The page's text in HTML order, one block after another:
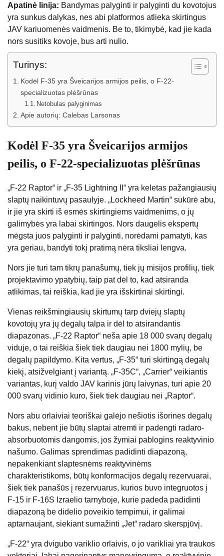
Apatinė linija: Bandymas palyginti ir palyginti du kovotojus
yra sunkus dalykas, nes abi platformos atlieka skirtingus
JAV kariuomenės vaidmenis. Be to, tikimybė, kad jie kada
nors susitiks kovoje, bus arti nulio.
Turinys:
Kodėl F-35 yra Šveicarijos armijos peilis, o F-22-
specializuotas plėšrūnas
Netobulas palyginimas
Apie autorių: Calebas Larsonas
Kodėl F-35 yra Šveicarijos armijos
peilis, o F-22-specializuotas plėšrūnas
„F-22 Raptor“ ir „F-35 Lightning II“ yra keletas pažangiausių
slaptų naikintuvų pasaulyje. „Lockheed Martin“ sukūrė abu,
ir jie yra skirti iš esmės skirtingiems vaidmenims, o jų
galimybės yra labai skirtingos. Nors daugelis ekspertų
mėgsta juos palyginti ir palyginti, norėdami pamatyti, kas
yra geriau, bandyti tokį pratimą nėra tiksliai lengva.
Nors jie turi tam tikrų panašumų, tiek jų misijos profilių, tiek
projektavimo ypatybių, taip pat dėl ​​to, kad atsiranda
atlikimas, tai reiškia, kad jie yra išskirtinai skirtingi.
Vienas reikšmingiausių skirtumų tarp dviejų slaptų
kovotojų yra jų degalų talpa ir dėl to atsirandantis
diapazonas. „F-22 Raptor“ neša apie 18 000 svarų degalų
viduje, o tai reiškia šiek tiek daugiau nei 1800 mylių, be
degalų papildymo. Kita vertus, „F-35“ turi skirtingą degalų
kiekį, atsižvelgiant į variantą. „F-35C“, „Carrier“ veikiantis
variantas, kurį valdo JAV karinis jūrų laivynas, turi apie 20
000 svarų vidinio kuro, šiek tiek daugiau nei „Raptor“.
Nors abu orlaiviai teoriškai galėjo nešiotis išorines degalų
bakus, nebent jie būtų slaptai atremti ir padengti radaro-
absorbuotomis dangomis, jos žymiai pablogins reaktyvinio
našumo. Galimas sprendimas padidinti diapazoną,
nepakenkiant slaptesnėms reaktyvinėms
charakteristikoms, būtų konformacijos degalų rezervuarai,
šiek tiek panašūs į rezervuarus, kurios buvo integruotos į
F-15 ir F-16S Izraelio tarnyboje, kurie padeda padidinti
diapazoną be didelio poveikio tempimui, ir galimai
aptarnaujant, siekiant sumažinti „Jet“ radaro skerspjūvį.
„F-22“ yra dvigubo variklio orlaivis, o jo varikliai yra traukos